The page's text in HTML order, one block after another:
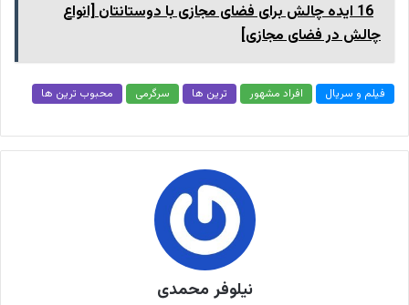
16 ایده چالش برای فضای مجازی با دوستانتان [انواع
چالش در فضای مجازی]
فیلم و سریال افراد مشهور ترین ها سرگرمی محبوب ترین ها
نیلوفر محمدی